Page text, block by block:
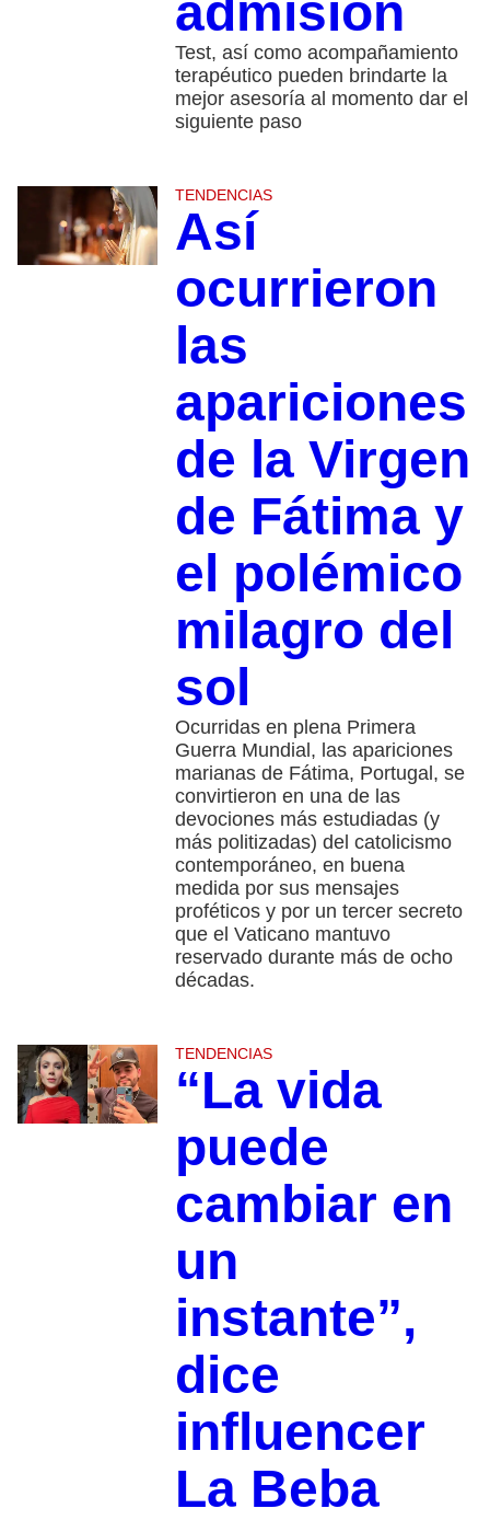
admisión
Test, así como acompañamiento
terapéutico pueden brindarte la
mejor asesoría al momento dar el
siguiente paso
TENDENCIAS
Así
ocurrieron
las
apariciones
de la Virgen
de Fátima y
el polémico
milagro del
sol
Ocurridas en plena Primera
Guerra Mundial, las apariciones
marianas de Fátima, Portugal, se
convirtieron en una de las
devociones más estudiadas (y
más politizadas) del catolicismo
contemporáneo, en buena
medida por sus mensajes
proféticos y por un tercer secreto
que el Vaticano mantuvo
reservado durante más de ocho
décadas.
TENDENCIAS
“La vida
puede
cambiar en
un
instante”,
dice
influencer
La Beba